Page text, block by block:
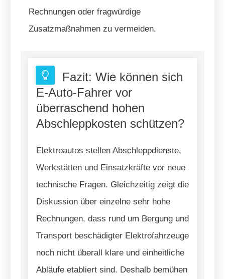
Rechnungen oder fragwürdige
Zusatzmaßnahmen zu vermeiden.
Fazit: Wie können sich
E-Auto-Fahrer vor
überraschend hohen
Abschleppkosten schützen?
Elektroautos stellen Abschleppdienste,
Werkstätten und Einsatzkräfte vor neue
technische Fragen. Gleichzeitig zeigt die
Diskussion über einzelne sehr hohe
Rechnungen, dass rund um Bergung und
Transport beschädigter Elektrofahrzeuge
noch nicht überall klare und einheitliche
Abläufe etabliert sind. Deshalb bemühen